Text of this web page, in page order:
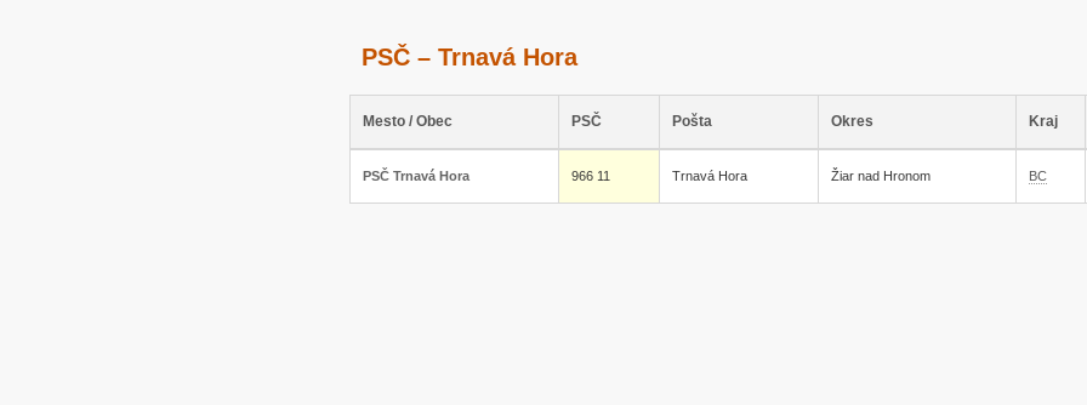
PSČ – Trnavá Hora
Mesto / Obec PSČ Pošta Okres Kraj
PSČ Trnavá Hora 966 11 Trnavá Hora Žiar nad Hronom BC